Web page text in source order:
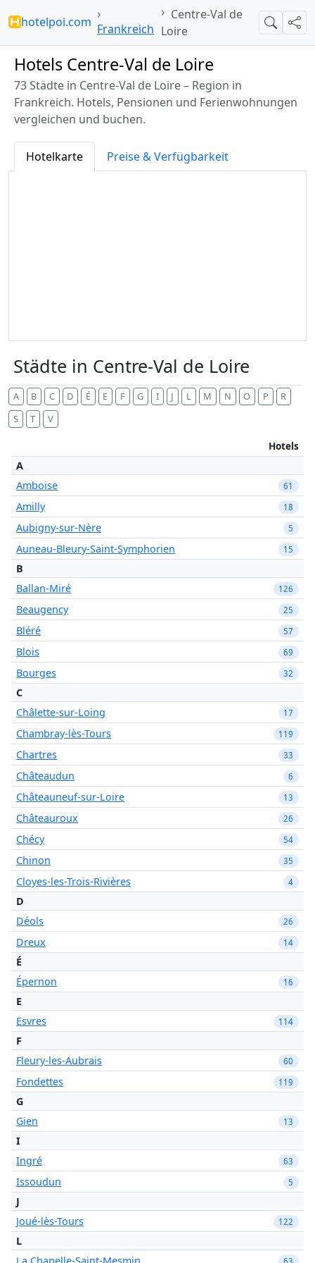
hotelpoi.com Frankreich
Centre-Val de
Loire
Suche
Hotels Centre-Val de Loire
73 Städte in Centre-Val de Loire – Region in
Frankreich. Hotels, Pensionen und Ferienwohnungen
vergleichen und buchen.
Hotelkarte Preise & Verfügbarkeit
Städte in Centre-Val de Loire
A B C D É E F G I J L M N O P
R
S
T V
Hotels
A
Amboise
61
Amilly 18
Aubigny-sur-Nère 5
Auneau-Bleury-Saint-Symphorien 15
B
Ballan-Miré
126
Beaugency 25
Bléré 57
Blois 69
Bourges 32
C
Châlette-sur-Loing
17
Chambray-lès-Tours 119
Chartres 33
Châteaudun 6
Châteauneuf-sur-Loire 13
Châteauroux 26
Chécy 54
Chinon 35
Cloyes-les-Trois-Rivières 4
D
Déols
26
Dreux 14
É
Épernon
16
E
Esvres
114
F
Fleury-les-Aubrais
60
Fondettes 119
G
Gien
13
I
Ingré
63
Issoudun 5
J
Joué-lès-Tours
122
L